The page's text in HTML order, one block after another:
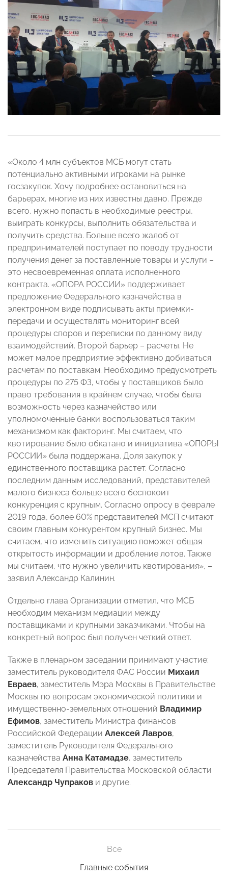
«Около 4 млн субъектов МСБ могут стать
потенциально активными игроками на рынке
госзакупок. Хочу подробнее остановиться на
барьерах, многие из них известны давно. Прежде
всего, нужно попасть в необходимые реестры,
выиграть конкурсы, выполнить обязательства и
получить средства. Больше всего жалоб от
предпринимателей поступает по поводу трудности
получения денег за поставленные товары и услуги –
это несвоевременная оплата исполненного
контракта. «ОПОРА РОССИИ» поддерживает
предложение Федерального казначейства в
электронном виде подписывать акты приемки-
передачи и осуществлять мониторинг всей
процедуры споров и переписки по данному виду
взаимодействий. Второй барьер – расчеты. Не
может малое предприятие эффективно добиваться
расчетам по поставкам. Необходимо предусмотреть
процедуры по 275 ФЗ, чтобы у поставщиков было
право требования в крайнем случае, чтобы была
возможность через казначейство или
уполномоченные банки воспользоваться таким
механизмом как факторинг. Мы считаем, что
квотирование было обкатано и инициатива «ОПОРЫ
РОССИИ» была поддержана. Доля закупок у
единственного поставщика растет. Согласно
последним данным исследований, представителей
малого бизнеса больше всего беспокоит
конкуренция с крупным. Согласно опросу в феврале
2019 года, более 60% представителей МСП считают
своим главным конкурентом крупный бизнес. Мы
считаем, что изменить ситуацию поможет общая
открытость информации и дробление лотов. Также
мы считаем, что нужно увеличить квотирования», –
заявил Александр Калинин.
Отдельно глава Организации отметил, что МСБ
необходим механизм медиации между
поставщиками и крупными заказчиками. Чтобы на
конкретный вопрос был получен четкий ответ.
Также в пленарном заседании принимают участие:
заместитель руководителя ФАС России Михаил
Евраев, заместитель Мэра Москвы в Правительстве
Москвы по вопросам экономической политики и
имущественно-земельных отношений Владимир
Ефимов, заместитель Министра финансов
Российской Федерации Алексей Лавров,
заместитель Руководителя Федерального
казначейства Анна Катамадзе, заместитель
Председателя Правительства Московской области
Александр Чупраков и другие.
Все
Главные события